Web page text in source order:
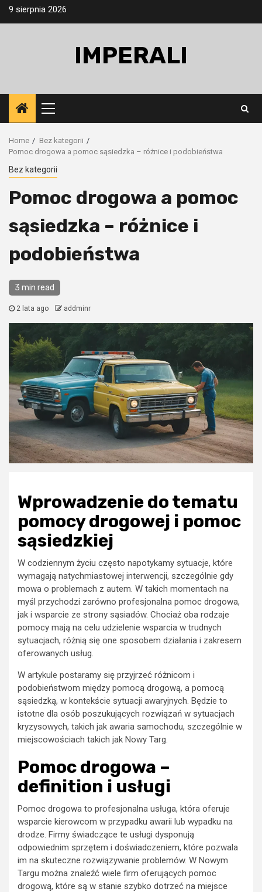
Skip9 sierpnia 2026
IMPERALI
Primary
Menu
Home
Bez kategorii
Pomoc drogowa a pomoc sąsiedzka – różnice i podobieństwa
Bez kategorii
Pomoc drogowa a pomoc
sąsiedzka – różnice i
podobieństwa
3 min read
2 lata ago addminr
Wprowadzenie do tematu
pomocy drogowej i pomoc
sąsiedzkiej
W codziennym życiu często napotykamy sytuacje, które
wymagają natychmiastowej interwencji, szczególnie gdy
mowa o problemach z autem. W takich momentach na
myśl przychodzi zarówno profesjonalna pomoc drogowa,
jak i wsparcie ze strony sąsiadów. Chociaż oba rodzaje
pomocy mają na celu udzielenie wsparcia w trudnych
sytuacjach, różnią się one sposobem działania i zakresem
oferowanych usług.
W artykule postaramy się przyjrzeć różnicom i
podobieństwom między pomocą drogową, a pomocą
sąsiedzką, w kontekście sytuacji awaryjnych. Będzie to
istotne dla osób poszukujących rozwiązań w sytuacjach
kryzysowych, takich jak awaria samochodu, szczególnie w
miejscowościach takich jak Nowy Targ.
Pomoc drogowa –
definition i usługi
Pomoc drogowa to profesjonalna usługa, która oferuje
wsparcie kierowcom w przypadku awarii lub wypadku na
drodze. Firmy świadczące te usługi dysponują
odpowiednim sprzętem i doświadczeniem, które pozwala
im na skuteczne rozwiązywanie problemów. W Nowym
Targu można znaleźć wiele firm oferujących pomoc
drogową, które są w stanie szybko dotrzeć na miejsce